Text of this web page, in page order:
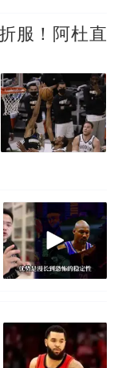
服！阿杜直